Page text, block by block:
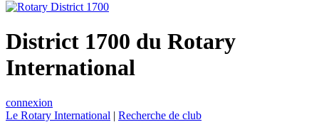
District 1700 du Rotary
International
connexion
Le Rotary International | Recherche de club